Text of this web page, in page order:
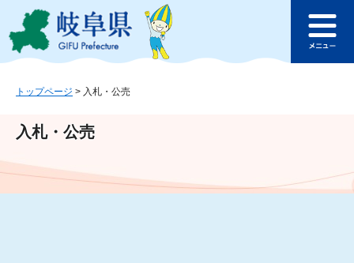
ジ
ュ
文
このページの本文へ
ュ
トップページ > 入札・公売
入札・公売